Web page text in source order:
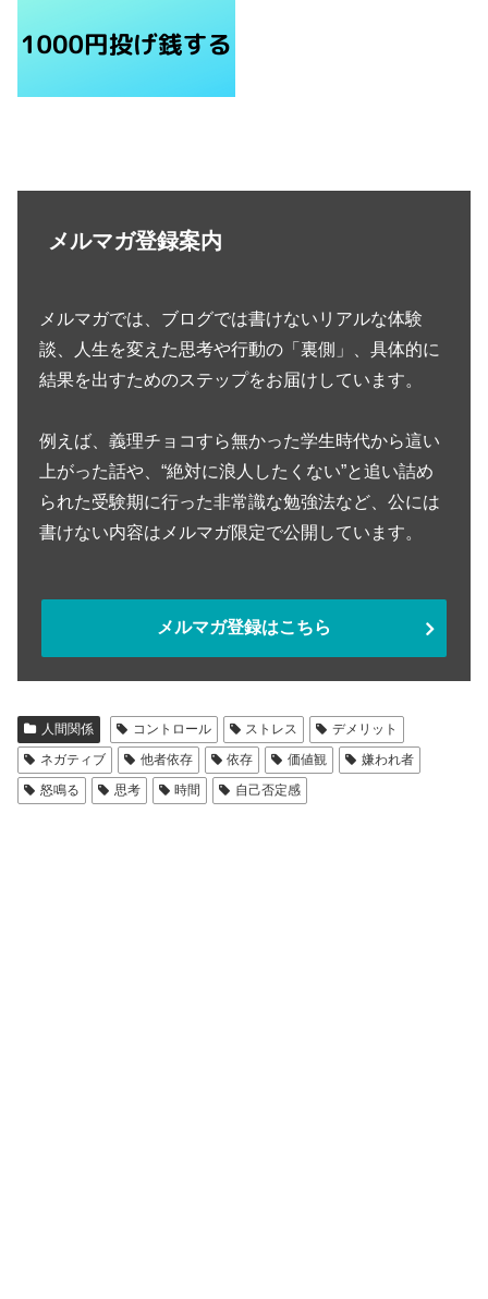
メルマガ登録案内
メルマガでは、ブログでは書けないリアルな体験
談、人生を変えた思考や行動の「裏側」、具体的に
結果を出すためのステップをお届けしています。
例えば、義理チョコすら無かった学生時代から這い
上がった話や、“絶対に浪人したくない”と追い詰め
られた受験期に行った非常識な勉強法など、公には
書けない内容はメルマガ限定で公開しています。
メルマガ登録はこちら
人間関係 コントロール ストレス
デメリット
ネガティブ
他者依存 依存 価値観
嫌われ者
怒鳴る
思考 時間 自己否定感